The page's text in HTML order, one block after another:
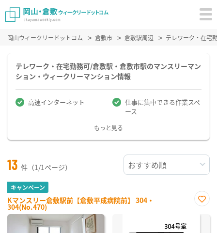
岡山ウィークリードットコム 倉敷市 倉敷駅周辺 テレワーク・在宅
テレワーク・在宅勤務可/倉敷駅・倉敷市駅のマンスリーマン
ション・ウィークリーマンション情報
高速インターネット
仕事に集中できる作業スペ
ース
もっと見る
13 件（1/1ページ）
キャンペーン
Kマンスリー倉敷駅前【倉敷平成病院前】 304・
304(No.470)
に入